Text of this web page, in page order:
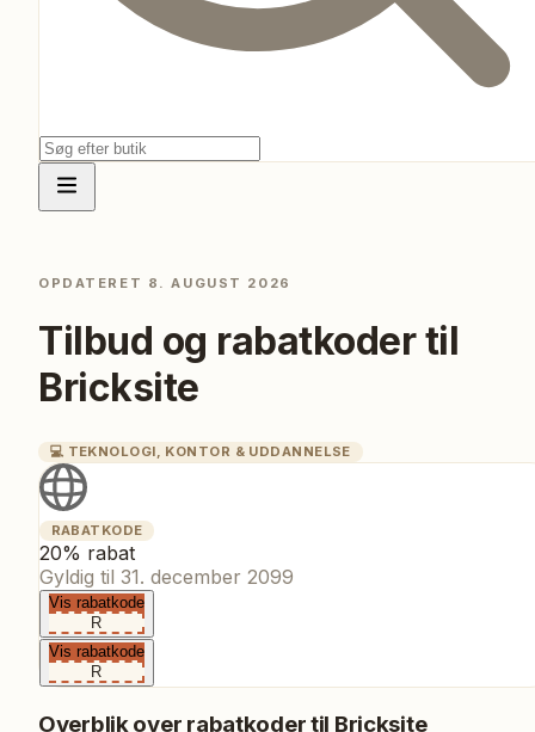
OPDATERET 8. AUGUST 2026
Tilbud og rabatkoder til
Bricksite
💻 TEKNOLOGI, KONTOR & UDDANNELSE
RABATKODE
20% rabat
Gyldig til 31. december 2099
Vis rabatkode
R
Vis rabatkode
R
Overblik over rabatkoder til Bricksite